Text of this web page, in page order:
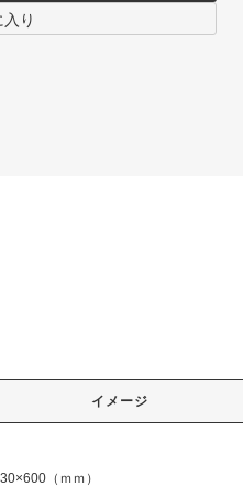
り
イメージ
（ｍｍ）